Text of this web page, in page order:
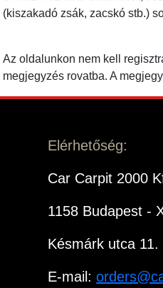
(kiszakadó zsák, zacskó stb.)
Az oldalunkon nem kell
megjegyzés rovatba. A
Elérhetőség:
Car Carpit 2000
1158 Budapest -
Késmárk utca 11.
E-mail: